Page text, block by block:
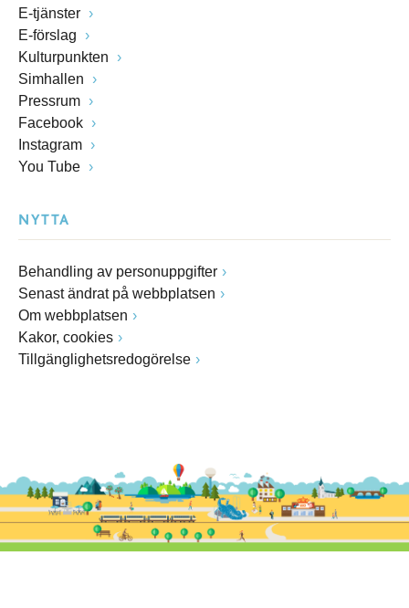
E-tjänster
E-förslag
Kulturpunkten
Simhallen
Pressrum
Facebook
Instagram
You Tube
NYTTA
Behandling av personuppgifter
Senast ändrat på webbplatsen
Om webbplatsen
Kakor, cookies
Tillgänglighetsredogörelse